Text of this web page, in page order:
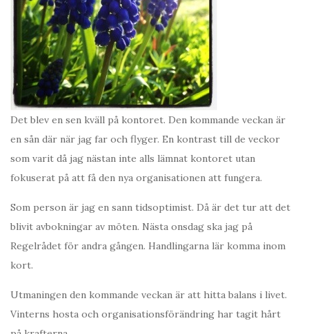
Det blev en sen kväll på kontoret. Den kommande veckan är
en sån där när jag far och flyger. En kontrast till de veckor
som varit då jag nästan inte alls lämnat kontoret utan
fokuserat på att få den nya organisationen att fungera.
Som person är jag en sann tidsoptimist. Då är det tur att det
blivit avbokningar av möten. Nästa onsdag ska jag på
Regelrådet för andra gången. Handlingarna lär komma inom
kort.
Utmaningen den kommande veckan är att hitta balans i livet.
Vinterns hosta och organisationsförändring har tagit hårt